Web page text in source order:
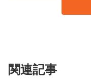
関連記事